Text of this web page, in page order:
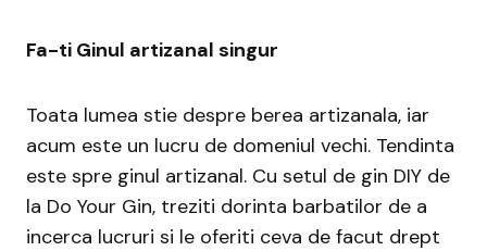
Fa-ti Ginul artizanal singur
Toata lumea stie despre berea artizanala, iar
acum este un lucru de domeniul vechi. Tendinta
este spre ginul artizanal. Cu setul de gin DIY de
la Do Your Gin, treziti dorinta barbatilor de a
incerca lucruri si le oferiti ceva de facut drept